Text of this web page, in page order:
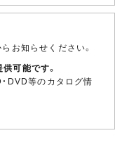
お知らせください。
可能です。
DVD等のカタログ情